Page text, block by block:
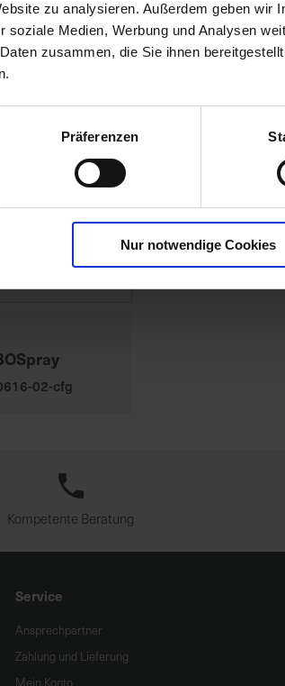
zu analysieren. Außerdem geben wir
soziale Medien, Werbung und Analysen
zusammen, die Sie ihnen
Präferenzen
Nur notwendige Cookies
02-cfg
Kompetente Beratung
Service
Ansprechpartner
Zahlung und Lieferung
Mein Konto